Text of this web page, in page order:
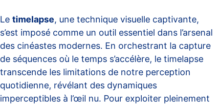
Le timelapse, une technique visuelle captivante,
s’est imposé comme un outil essentiel dans l’arsenal
des cinéastes modernes. En orchestrant la capture
de séquences où le temps s’accélère, le timelapse
transcende les limitations de notre perception
quotidienne, révélant des dynamiques
imperceptibles à l’œil nu. Pour exploiter pleinement